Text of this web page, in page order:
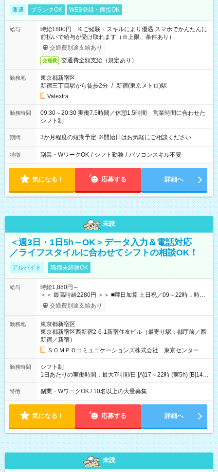
派遣 ブランクOK WEB登録・面接OK
給与
時給1800円 ※ご経験・スキルにより優遇 スマホでかんたんに
前払いで給与が受け取れます（※上限、条件あり）
交通費別途支給あり
交通費 交通費全額支給（規定あり）
勤務地
東京都新宿区
新宿三丁目駅から徒歩2分 / 新宿(東京メトロ)駅
Valextra
勤務時間
09:30～20:30 実働7.5時間／休憩1.5時間 営業時間に合わせた
シフト制
期間 3か月程度の短期予定 ※開始日はお気軽にご相談ください
特徴 副業・WワークOK / シフト勤務 / パソコンスキル不要
気になる！ 応募する 詳細へ
未読
＜週3日・1日5h～OK＞データ入力＆電話対応
／ライフスタイルに合わせてシフトの相談OK！
アルバイト 職種未経験OK
給与
時給1,880円～
＜＜ 最高時給2280円 ＞＞ ■曜日加算 土日祝／09～22時→時給
＋400円 ■時間加算 月曜／09～12時→時給＋200円 月曜／17～
22時→時給＋200円 金曜／17～22時→時給＋400円 ■導入研
━━━━━━━━━━━━━━━ ■月収例 ◎ロングシフト（週3日×実7h） [1]
金曜日収：15160円×4日＝60640円 [2]土曜日収：15960円×5日
＝79800円 [3]日曜日収：15960円×5日＝79800円 [1]＋[2]＋[3]＝
月収22万240円 ◎ショートシフト（週3日×実5h） [1]月曜日収：
10400円×4日＝41600円 [2]金曜日収：11400円×4日＝45600円
[3]土曜日収：11400円×5日＝57000円 [1]＋[2]＋[3]＝月収14万
4200円 【試用期間】試用期間あり 試用期間の長さ：3ヶ月 ※ 雇
態：本採用時と同じです。 給与：時給 1,780円以上 ※各加算給
無
交通費別途支給あり
勤務地
東京都新宿区
東京都新宿区西新宿2-6-1新宿住友ビル（最寄り駅：都庁前／西
新宿／新宿）
ＳＯＭＰＯコミュニケーションズ株式会社 東京センター
勤務時間
シフト制
1日あたりの実働時間：最大7時間/日 [A]17～22時 (実5h) [B]14～
22時 (実7h/休1h） ★週3～5日※土or日必須 ◎休日：平日メイン
※[B]OJT終了後要相談 ◎下記選択制 （1）曜日固定 週3～・土or
選択可 ▶ご確認 祝日/GW/年末年始等も シフト通りの出勤が必要
です
特徴 副業・WワークOK / 10名以上の大量募集
気になる！ 応募する 詳細へ
未読